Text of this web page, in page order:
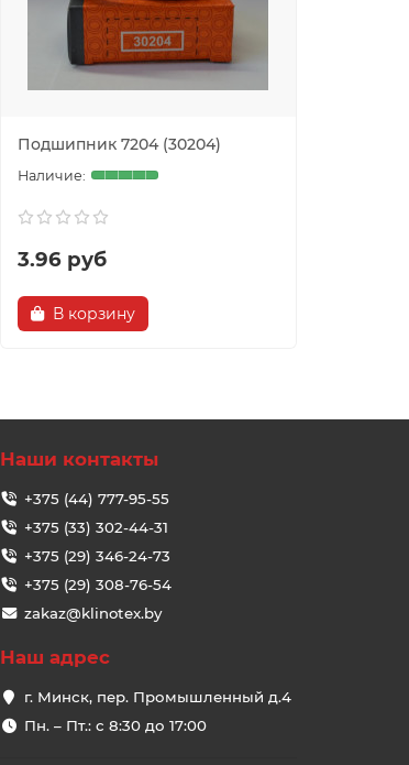
Подшипник 7204 (30204)
3.96 руб
В корзину
Наши контакты
+375 (44) 777-95-55
+375 (33) 302-44-31
+375 (29) 346-24-73
+375 (29) 308-76-54
zakaz@klinotex.by
Наш адрес
г. Минск, пер. Промышленный д.4
Пн. – Пт.: с 8:30 до 17:00